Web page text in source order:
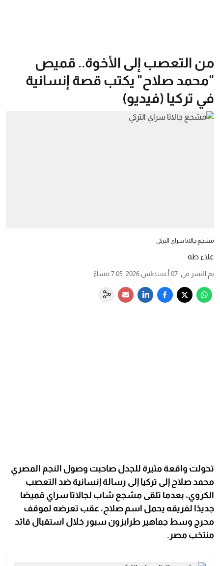
من التعصب إلى الأخوة.. قميص
"محمد صلاح" يكتب قصة إنسانية
في تركيا (فيديو)
مشجع جالاتا سراي التركي
علاء طه
تم النشر في: 07 أغسطس 2026, 7:05 مساءً
تحولت واقعة مثيرة للجدل صاحبت وصول النجم المصري
محمد صلاح إلى تركيا إلى رسالة إنسانية ضد التعصب
الكروي، بعدما تلقى مشجع شاب لجالاتا سراي قميصًا
جديدًا لفريقه يحمل اسم صلاح، عقب تعرضه لموقف
محرج وسط جماهير طرابزون سبور خلال استقبال قائد
منتخب مصر.